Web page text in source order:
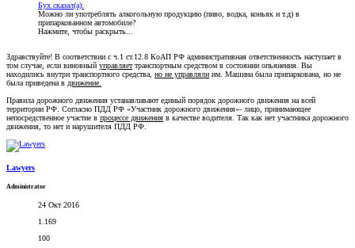
Бух сказал(а):
Можно ли употреблять алкогольную продукцию (пиво, водка, коньяк и т.д) в
припаркованном автомобиле?
Нажмите, чтобы раскрыть...
Здравствуйте! В соответствии с ч.1 ст.12.8 КоАП РФ административная ответственность наступает в
том случае, если виновный управляеттранспортным средством в состоянии опьянения. Вы
находились внутри транспортного средства, но не управляли им. Машина была припаркована, но не
была приведена в движение.
Правила дорожного движения устанавливают единый порядок дорожного движения на всей
территории РФ. Согласно ПДД РФ «Участник дорожного движения»- лицо, принимающее
непосредственное участие в процессе движения в качестве водителя. Так как нет участника дорожного
движения, то нет и нарушителя ПДД РФ.
Lawyers
Administrator
24 Окт 2016
1.169
100